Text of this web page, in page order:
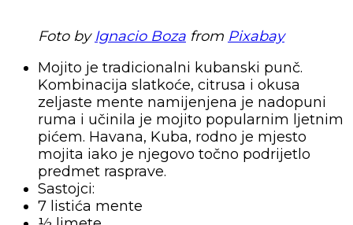
Foto by Ignacio Boza from Pixabay
Mojito je tradicionalni kubanski punč.
Kombinacija slatkoće, citrusa i okusa
zeljaste mente namijenjena je nadopuni
ruma i učinila je mojito popularnim ljetnim
pićem. Havana, Kuba, rodno je mjesto
mojita iako je njegovo točno podrijetlo
predmet rasprave.
Sastojci:
7 listića mente